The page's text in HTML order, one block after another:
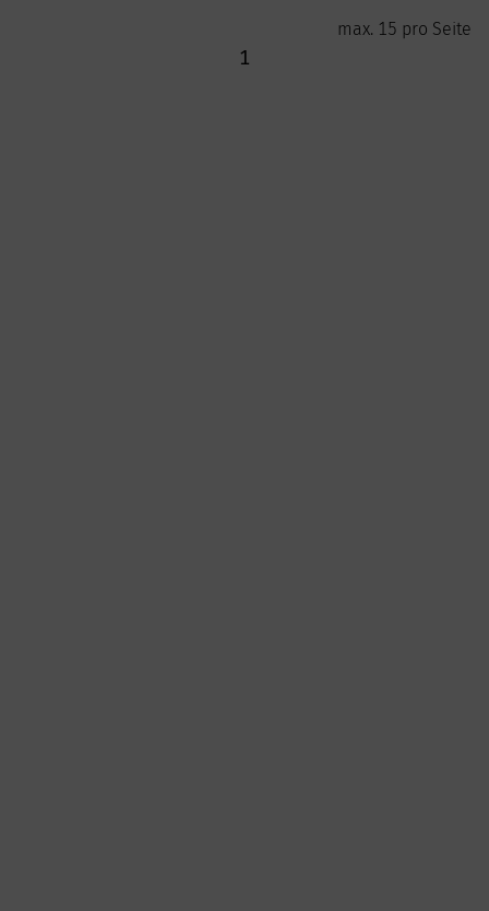
max. 15 pro Seite
1